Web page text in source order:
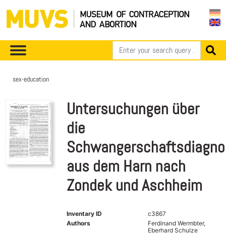
sex-education
Untersuchungen über
die
aus dem Harn nach
Zondek und Aschheim
Inventary ID
c3867
Authors
Ferdinand Wermbter,
Eberhard Schulze